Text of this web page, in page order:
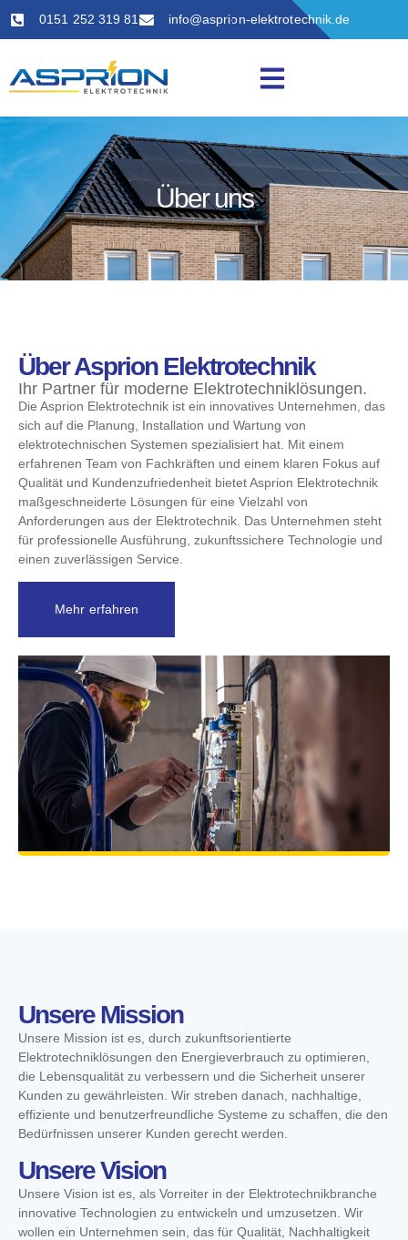
0151 252 319 81 info@asprion-elektrotechnik.de
Über uns
Über Asprion Elektrotechnik
Ihr Partner für moderne Elektrotechniklösungen.
Die Asprion Elektrotechnik ist ein innovatives Unternehmen, das
sich auf die Planung, Installation und Wartung von
elektrotechnischen Systemen spezialisiert hat. Mit einem
erfahrenen Team von Fachkräften und einem klaren Fokus auf
Qualität und Kundenzufriedenheit bietet Asprion Elektrotechnik
maßgeschneiderte Lösungen für eine Vielzahl von
Anforderungen aus der Elektrotechnik. Das Unternehmen steht
für professionelle Ausführung, zukunftssichere Technologie und
einen zuverlässigen Service.
Mehr erfahren
Unsere Mission
Unsere Mission ist es, durch zukunftsorientierte
Elektrotechniklösungen den Energieverbrauch zu optimieren,
die Lebensqualität zu verbessern und die Sicherheit unserer
Kunden zu gewährleisten. Wir streben danach, nachhaltige,
effiziente und benutzerfreundliche Systeme zu schaffen, die den
Bedürfnissen unserer Kunden gerecht werden.
Unsere Vision
Unsere Vision ist es, als Vorreiter in der Elektrotechnikbranche
innovative Technologien zu entwickeln und umzusetzen. Wir
wollen ein Unternehmen sein, das für Qualität, Nachhaltigkeit